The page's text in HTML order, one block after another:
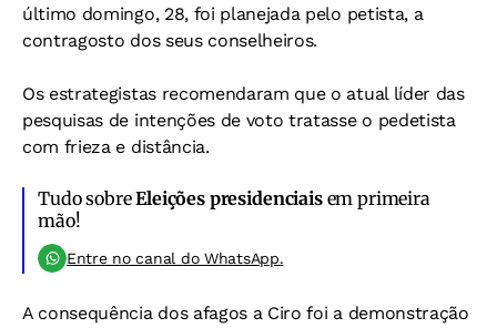
último domingo, 28, foi planejada pelo petista, a
contragosto dos seus conselheiros.
Os estrategistas recomendaram que o atual líder das
pesquisas de intenções de voto tratasse o pedetista
com frieza e distância.
Tudo sobreEleições presidenciaisem primeira
mão!
Entre no canal do WhatsApp.
A consequência dos afagos a Ciro foi a demonstração